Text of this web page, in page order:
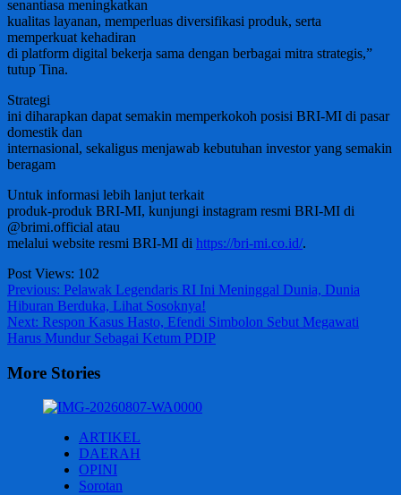
senantiasa meningkatkan
kualitas layanan, memperluas diversifikasi produk, serta
memperkuat kehadiran
di platform digital bekerja sama dengan berbagai mitra strategis,”
tutup Tina.
Strategi
ini diharapkan dapat semakin memperkokoh posisi BRI-MI di pasar
domestik dan
internasional, sekaligus menjawab kebutuhan investor yang semakin
beragam
Untuk informasi lebih lanjut terkait
produk-produk BRI-MI, kunjungi instagram resmi BRI-MI di
@brimi.official atau
melalui website resmi BRI-MI di https://bri-mi.co.id/.
Post Views: 102
Post
navigation
Previous: Pelawak Legendaris RI Ini Meninggal Dunia, Dunia
Hiburan Berduka, Lihat Sosoknya!
Next: Respon Kasus Hasto, Efendi Simbolon Sebut Megawati
Harus Mundur Sebagai Ketum PDIP
More Stories
ARTIKEL
DAERAH
OPINI
Sorotan